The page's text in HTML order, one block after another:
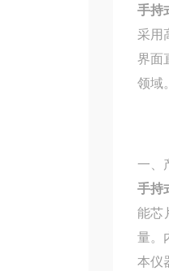
手持
采用
界面
领域
一、
手持
能芯
量。
本仪